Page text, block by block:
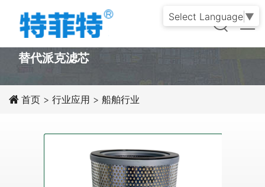
PRODUCT
替代派克滤芯
首页 > 行业应用 > 船舶行业
Select Language ▼